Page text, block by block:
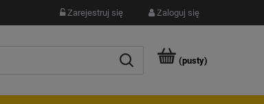
Zarejestruj się Zaloguj się
(pusty)